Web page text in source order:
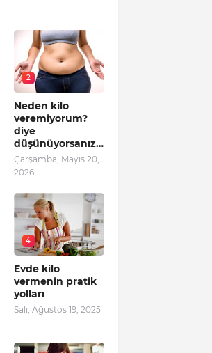
2
Neden kilo
veremiyorum?
diye
düşünüyorsanız…
Çarşamba, Mayıs 20,
2026
4
Evde kilo
vermenin pratik
yolları
Salı, Ağustos 19, 2025